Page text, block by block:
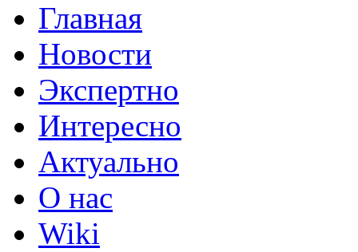
Главная
Новости
Экспертно
Интересно
Актуально
О нас
Wiki